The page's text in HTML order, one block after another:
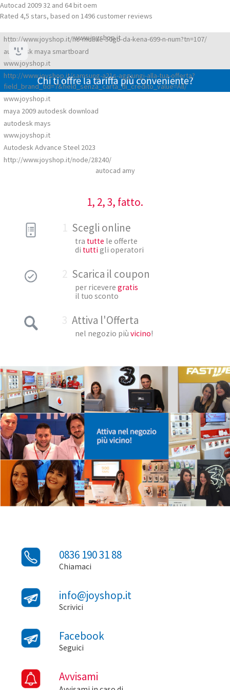
Autocad 2009 32 and 64 bit oem
Rated 4,5 stars, based on 1496 customer reviews
http://www.joyshop.it/ho-mobile-50gb-da-kena-699-n-num?tn=107/
autodesk maya smartboard
www.joyshop.it
http://www.joyshop.it/samsung-a21s-aggiungi-alla-tua-offerta?
field_brand_tid=7&field_senza_carta_di_credito_value=All/
www.joyshop.it
maya 2009 autodesk download
autodesk mays
www.joyshop.it
Autodesk Advance Steel 2023
http://www.joyshop.it/node/28240/
autocad amy
www.joyshop.it
1, 2, 3, fatto.
1 Scegli online
tra tutte le offerte
di tutti gli operatori
2 Scarica il coupon
per ricevere gratis
il tuo sconto
3 Attiva l'Offerta
nel negozio più vicino!
0836 190 31 88
Chiamaci
info@joyshop.it
Scrivici
Facebook
Seguici
Avvisami